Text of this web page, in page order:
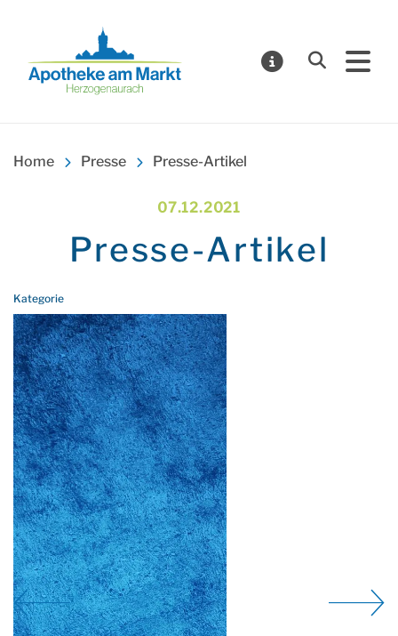
Suchen
Home Presse Presse-Artikel
VERÖFFENTLICHT AM:
07.12.2021
Presse-Artikel
Kategorie